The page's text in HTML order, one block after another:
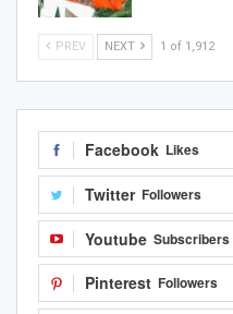
PREV NEXT 1 of 1,912
Facebook Likes
Twitter Followers
Youtube Subscribers
Pinterest Followers